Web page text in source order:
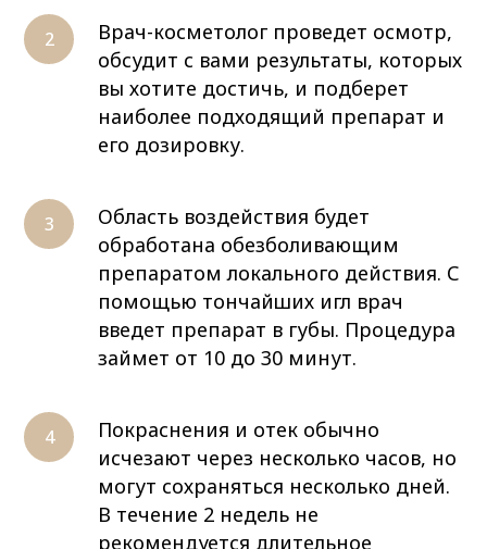
Врач-косметолог проведет осмотр,
обсудит с вами результаты, которых
вы хотите достичь, и подберет
наиболее подходящий препарат и
его дозировку.
Область воздействия будет
обработана обезболивающим
препаратом локального действия. С
помощью тончайших игл врач
введет препарат в губы. Процедура
займет от 10 до 30 минут.
Покраснения и отек обычно
исчезают через несколько часов, но
могут сохраняться несколько дней.
В течение 2 недель не
рекомендуется длительное